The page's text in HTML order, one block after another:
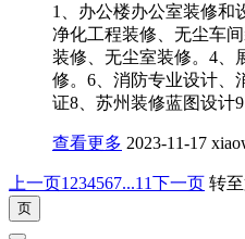
1、办公楼办公室装修和
净化工程装修、无尘车
装修、无尘室装修。4、
修。6、消防专业设计、
证8、苏州装修蓝图设计
查看更多 2023-11-17
上一页1 234567...11下一页 转